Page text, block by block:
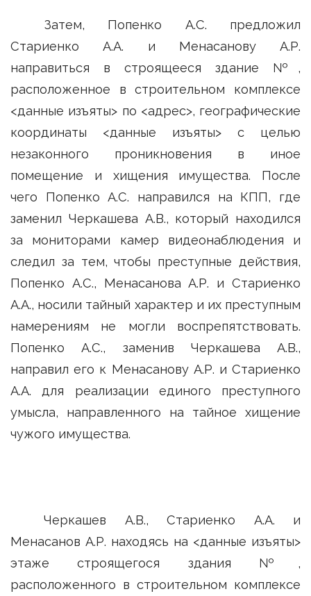
Затем, Попенко А.С. предложил
Стариенко А.А. и Менасанову А.Р.
направиться в строящееся здание №,
расположенное в строительном комплексе
<данные изъяты> по <адрес>, географические
координаты <данные изъяты> с целью
незаконного проникновения в иное
помещение и хищения имущества. После
чего Попенко А.С. направился на КПП, где
заменил Черкашева А.В., который находился
за мониторами камер видеонаблюдения и
следил за тем, чтобы преступные действия,
Попенко А.С., Менасанова А.Р. и Стариенко
А.А., носили тайный характер и их преступным
намерениям не могли воспрепятствовать.
Попенко А.С., заменив Черкашева А.В.,
направил его к Менасанову А.Р. и Стариенко
А.А. для реализации единого преступного
умысла, направленного на тайное хищение
чужого имущества.
Черкашев А.В., Стариенко А.А. и
Менасанов А.Р. находясь на <данные изъяты>
этаже строящегося здания №,
расположенного в строительном комплексе